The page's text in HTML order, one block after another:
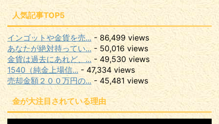
人気記事TOP5
インゴットや金貨を売... - 86,499 views
あなたが絶対持ってい... - 50,016 views
金貨は過去にあれど、... - 49,530 views
1540（純金上場信... - 47,334 views
売却金額２００万円の... - 45,481 views
金が大注目されている理由